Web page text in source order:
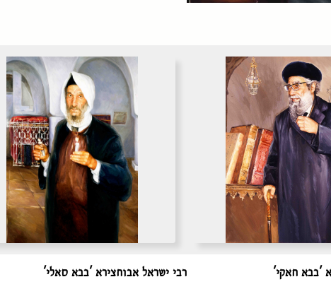
'בבא חאקי' רבי ישראל אבוחצירא 'בבא סאלי'